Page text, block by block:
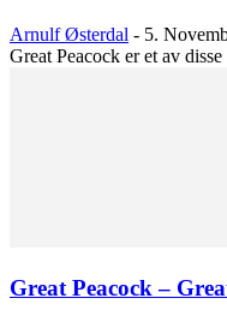
Arnulf Østerdal - 5.
Great Peacock er et av
Great Peacock –